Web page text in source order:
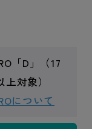
「D」（17
上対象）
について